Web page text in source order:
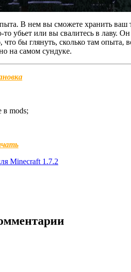
В нем вы сможете хранить ваш
убьет или вы свалитесь в лаву.
бы глянуть, сколько там опыта,
на самом сундуке.
в mods;
Minecraft 1.7.2